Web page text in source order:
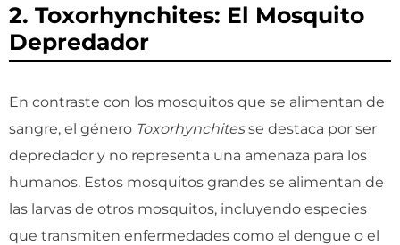
2. Toxorhynchites: El Mosquito
Depredador
En contraste con los mosquitos que se alimentan de
sangre, el género Toxorhynchitesse destaca por ser
depredador y no representa una amenaza para los
humanos. Estos mosquitos grandes se alimentan de
las larvas de otros mosquitos, incluyendo especies
que transmiten enfermedades como el dengue o el